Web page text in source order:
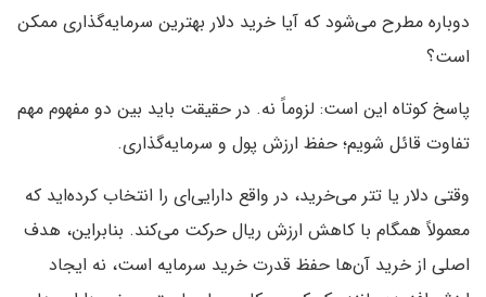
دوباره مطرح می‌شود که آیا خرید دلار بهترین سرمایه‌گذاری ممکن
است؟
پاسخ کوتاه این است: لزوماً نه. در حقیقت باید بین دو مفهوم مهم
تفاوت قائل شویم؛ حفظ ارزش پول و سرمایه‌گذاری.
وقتی دلار یا تتر می‌خرید، در واقع دارایی‌ای را انتخاب کرده‌اید که
معمولاً همگام با کاهش ارزش ریال حرکت می‌کند. بنابراین، هدف
اصلی از خرید آن‌ها حفظ قدرت خرید سرمایه است، نه ایجاد